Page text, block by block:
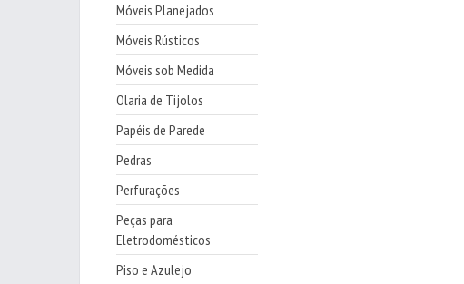
Móveis Planejados
Móveis Rústicos
Móveis sob Medida
Olaria de Tijolos
Papéis de Parede
Pedras
Perfurações
Peças para
Eletrodomésticos
Piso e Azulejo